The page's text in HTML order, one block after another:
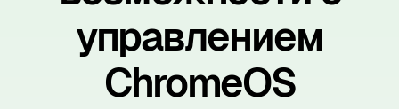
управлением
ChromeOS